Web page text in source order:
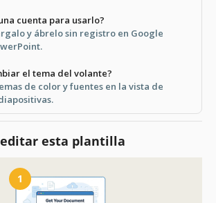
cuenta para usarlo?
y ábrelo sin registro en Google
el tema del volante?
de color y fuentes en la vista de
editar esta plantilla
1